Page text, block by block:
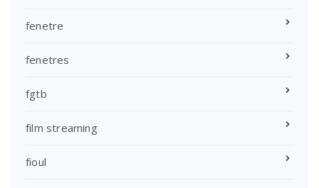
fenetre
fenetres
fgtb
film streaming
fioul